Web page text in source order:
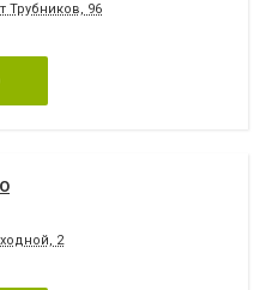
Трубников, 96
2